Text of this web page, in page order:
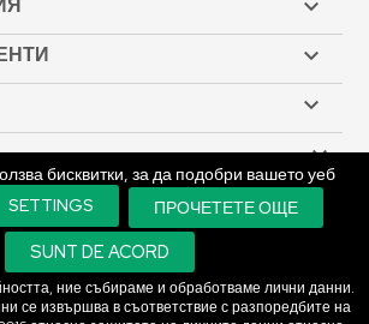




бисквитки, за да подобри вашето уеб
SETTINGS
ПРОЧЕТЕТЕ ОЩЕ
SUNT DE ACORD
ние събираме и обработваме лични данни.
се извършва в съответствие с разпоредбите на
2026 Biodeck. All rights reserved.